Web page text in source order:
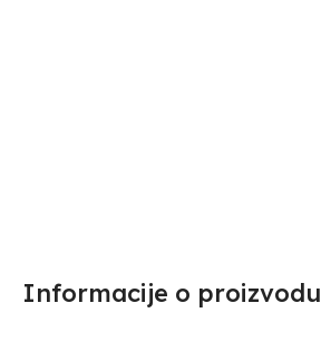
Informacije o proizvodu​